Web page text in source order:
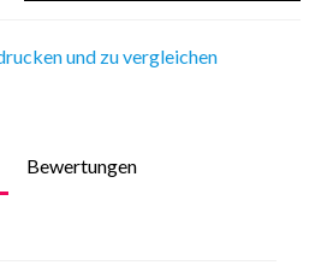
und zu vergleichen
Bewertungen